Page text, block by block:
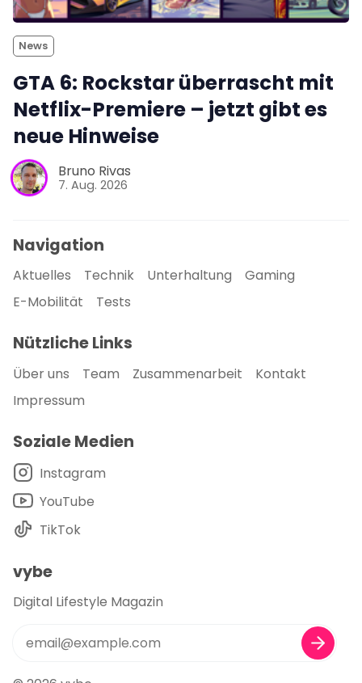
News
GTA 6: Rockstar überrascht mit
Netflix-Premiere – jetzt gibt es
neue Hinweise
Bruno Rivas
7. Aug. 2026
Navigation
Aktuelles Technik Unterhaltung
Gaming
E-Mobilität
Tests
Nützliche Links
Über uns Team Zusammenarbeit
Kontakt
Impressum
Soziale Medien
Instagram
YouTube
TikTok
vybe
Digital Lifestyle Magazin